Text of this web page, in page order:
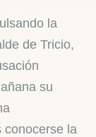
la
de Tricio,
su
conocerse la